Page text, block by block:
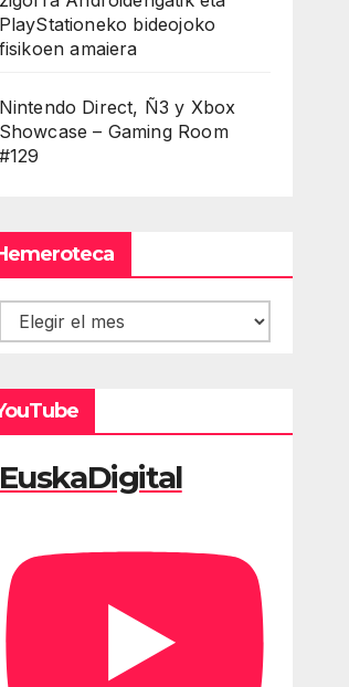
PlayStationeko bideojoko
fisikoen amaiera
Nintendo Direct, Ñ3 y Xbox
Showcase – Gaming Room
#129
Hemeroteca
EuskaDigital